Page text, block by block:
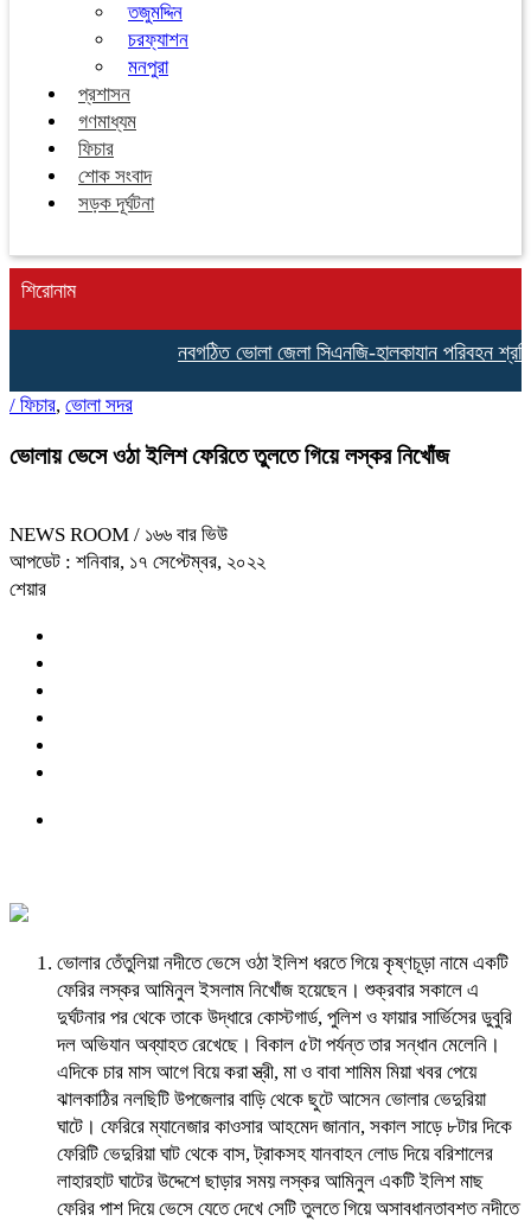
তজুমদ্দিন
চরফ্যাশন
মনপুরা
প্রশাসন
গণমাধ্যম
ফিচার
শোক সংবাদ
সড়ক দূর্ঘটনা
শিরোনাম
নবগঠিত ভোলা জেলা সিএনজি-হালকাযান পরিবহন শ্রমিক
/ ফিচার, ভোলা সদর
ভোলায় ভেসে ওঠা ইলিশ ফেরিতে তুলতে গিয়ে লস্কর নিখোঁজ
NEWS ROOM / ১৬৬ বার ভিউ
আপডেট : শনিবার, ১৭ সেপ্টেম্বর, ২০২২
শেয়ার
ভোলার তেঁতুলিয়া নদীতে ভেসে ওঠা ইলিশ ধরতে গিয়ে কৃষ্ণচূড়া নামে একটি
ফেরির লস্কর আমিনুল ইসলাম নিখোঁজ হয়েছেন। শুক্রবার সকালে এ
দুর্ঘটনার পর থেকে তাকে উদ্ধারে কোস্টগার্ড, পুলিশ ও ফায়ার সার্ভিসের ডুবুরি
দল অভিযান অব্যাহত রেখেছে। বিকাল ৫টা পর্যন্ত তার সন্ধান মেলেনি।
এদিকে চার মাস আগে বিয়ে করা স্ত্রী, মা ও বাবা শামিম মিয়া খবর পেয়ে
ঝালকাঠির নলছিটি উপজেলার বাড়ি থেকে ছুটে আসেন ভোলার ভেদুরিয়া
ঘাটে। ফেরিরে ম্যানেজার কাওসার আহমেদ জানান, সকাল সাড়ে ৮টার দিকে
ফেরিটি ভেদুরিয়া ঘাট থেকে বাস, ট্রাকসহ যানবাহন লোড দিয়ে বরিশালের
লাহারহাট ঘাটের উদ্দেশে ছাড়ার সময় লস্কর আমিনুল একটি ইলিশ মাছ
ফেরির পাশ দিয়ে ভেসে যেতে দেখে সেটি তুলতে গিয়ে অসাবধানতাবশত নদীতে